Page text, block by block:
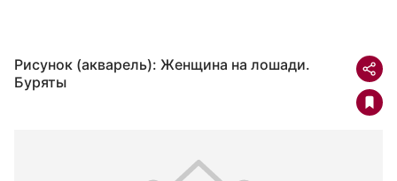
Рисунок (акварель): Женщина на лошади.
Буряты